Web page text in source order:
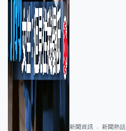
新聞資訊 新聞熱話